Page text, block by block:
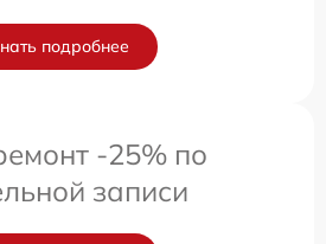
подробнее
-25% по
записи